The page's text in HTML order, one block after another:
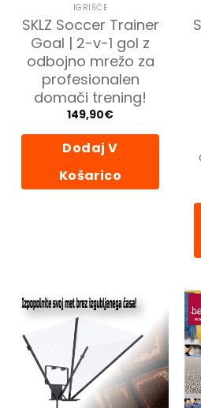
IGRIŠČE
SKLZ Soccer Trainer
Goal | 2-v-1 gol z
odbojno mrežo za
profesionalen
domači trening!
149,90€
Dodaj V
Košarico